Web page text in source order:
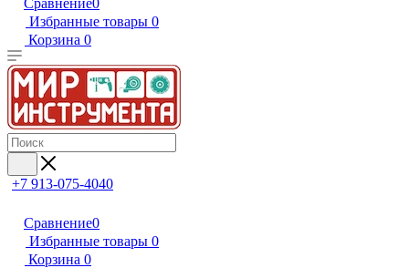
Избранные товары 0
Корзина 0
+7 913-075-4040
Сравнение0
Избранные товары 0
Корзина 0